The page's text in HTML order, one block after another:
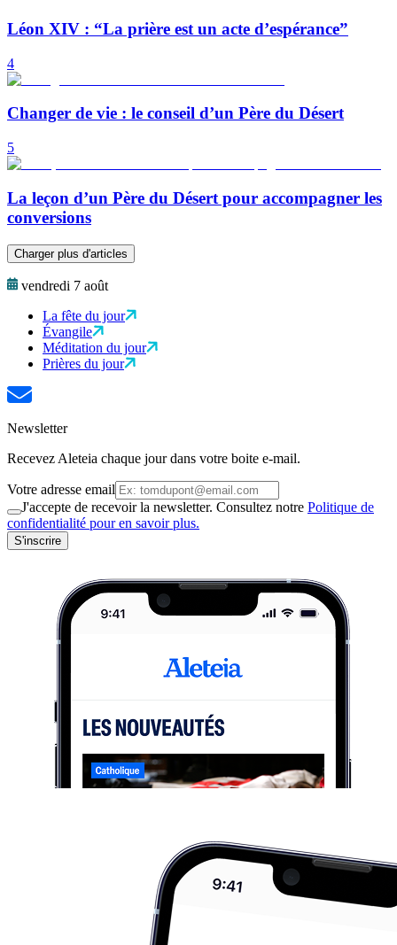
Léon XIV : “La prière est un acte d’espérance”
4
Changer de vie : le conseil d’un Père du Désert
5
La leçon d’un Père du Désert pour accompagner les
conversions
Charger plus d'articles
vendredi 7 août
La fête du jour
Évangile
Méditation du jour
Prières du jour
Newsletter
Recevez Aleteia chaque jour dans votre boite e-mail.
Votre adresse email
J'accepte de recevoir la newsletter. Consultez notre Politique de
confidentialité pour en savoir plus.
S'inscrire